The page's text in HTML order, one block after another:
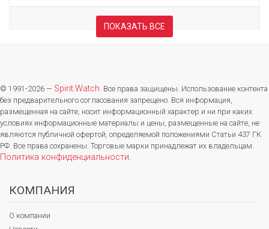
ПОКАЗАТЬ ВСЕ
© 1991-2026 — Spirit.Watch. Все права защищены. Использование контента
без предварительного согласования запрещено. Вся информация,
размещенная на сайте, носит информационный характер и ни при каких
условиях информационные материалы и цены, размещенные на сайте, не
являются публичной офертой, определяемой положениями Статьи 437 ГК
РФ. Все права сохранены. Торговые марки принадлежат их владельцам.
Политика конфиденциальности.
КОМПАНИЯ
О компании